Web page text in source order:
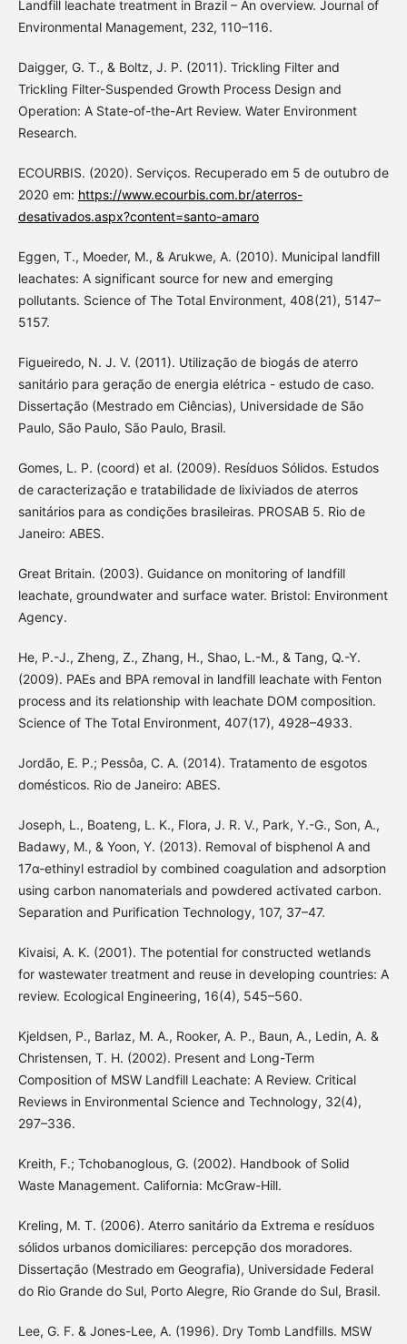
Landfill leachate treatment in Brazil – An overview. Journal of
Environmental Management, 232, 110–116.
Daigger, G. T., & Boltz, J. P. (2011). Trickling Filter and
Trickling Filter-Suspended Growth Process Design and
Operation: A State-of-the-Art Review. Water Environment
Research.
ECOURBIS. (2020). Serviços. Recuperado em 5 de outubro de
2020 em: https://www.ecourbis.com.br/aterros-
desativados.aspx?content=santo-amaro
Eggen, T., Moeder, M., & Arukwe, A. (2010). Municipal landfill
leachates: A significant source for new and emerging
pollutants. Science of The Total Environment, 408(21), 5147–
5157.
Figueiredo, N. J. V. (2011). Utilização de biogás de aterro
sanitário para geração de energia elétrica - estudo de caso.
Dissertação (Mestrado em Ciências), Universidade de São
Paulo, São Paulo, São Paulo, Brasil.
Gomes, L. P. (coord) et al. (2009). Resíduos Sólidos. Estudos
de caracterização e tratabilidade de lixiviados de aterros
sanitários para as condições brasileiras. PROSAB 5. Rio de
Janeiro: ABES.
Great Britain. (2003). Guidance on monitoring of landfill
leachate, groundwater and surface water. Bristol: Environment
Agency.
He, P.-J., Zheng, Z., Zhang, H., Shao, L.-M., & Tang, Q.-Y.
(2009). PAEs and BPA removal in landfill leachate with Fenton
process and its relationship with leachate DOM composition.
Science of The Total Environment, 407(17), 4928–4933.
Jordão, E. P.; Pessôa, C. A. (2014). Tratamento de esgotos
domésticos. Rio de Janeiro: ABES.
Joseph, L., Boateng, L. K., Flora, J. R. V., Park, Y.-G., Son, A.,
Badawy, M., & Yoon, Y. (2013). Removal of bisphenol A and
17α-ethinyl estradiol by combined coagulation and adsorption
using carbon nanomaterials and powdered activated carbon.
Separation and Purification Technology, 107, 37–47.
Kivaisi, A. K. (2001). The potential for constructed wetlands
for wastewater treatment and reuse in developing countries: A
review. Ecological Engineering, 16(4), 545–560.
Kjeldsen, P., Barlaz, M. A., Rooker, A. P., Baun, A., Ledin, A. &
Christensen, T. H. (2002). Present and Long-Term
Composition of MSW Landfill Leachate: A Review. Critical
Reviews in Environmental Science and Technology, 32(4),
297–336.
Kreith, F.; Tchobanoglous, G. (2002). Handbook of Solid
Waste Management. California: McGraw-Hill.
Kreling, M. T. (2006). Aterro sanitário da Extrema e resíduos
sólidos urbanos domiciliares: percepção dos moradores.
Dissertação (Mestrado em Geografia), Universidade Federal
do Rio Grande do Sul, Porto Alegre, Rio Grande do Sul, Brasil.
Lee, G. F. & Jones-Lee, A. (1996). Dry Tomb Landfills. MSW